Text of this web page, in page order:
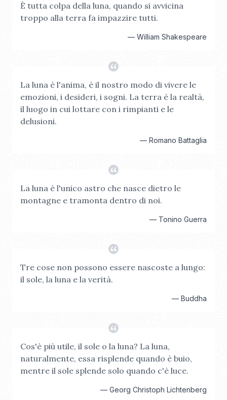
È tutta colpa della luna, quando si avvicina
troppo alla terra fa impazzire tutti.
— William Shakespeare
La luna è l'anima, è il nostro modo di vivere le
emozioni, i desideri, i sogni. La terra è la realtà,
il luogo in cui lottare con i rimpianti e le
delusioni.
— Romano Battaglia
La luna è l'unico astro che nasce dietro le
montagne e tramonta dentro di noi.
— Tonino Guerra
Tre cose non possono essere nascoste a lungo:
il sole, la luna e la verità.
— Buddha
Cos'è più utile, il sole o la luna? La luna,
naturalmente, essa risplende quando è buio,
mentre il sole splende solo quando c'è luce.
— Georg Christoph Lichtenberg